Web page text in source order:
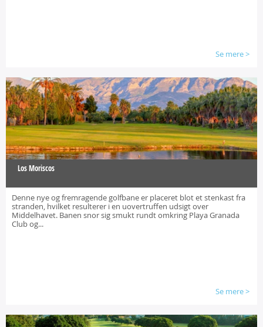
Se mere>
Los Moriscos
Denne nye og fremragende golfbane er placeret blot et stenkast fra
stranden, hvilket resulterer i en uovertruffen udsigt over
Middelhavet. Banen snor sig smukt rundt omkring Playa Granada
Club og...
Se mere>